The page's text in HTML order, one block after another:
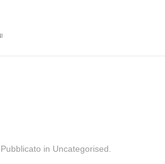
. Pubblicato in Uncategorised